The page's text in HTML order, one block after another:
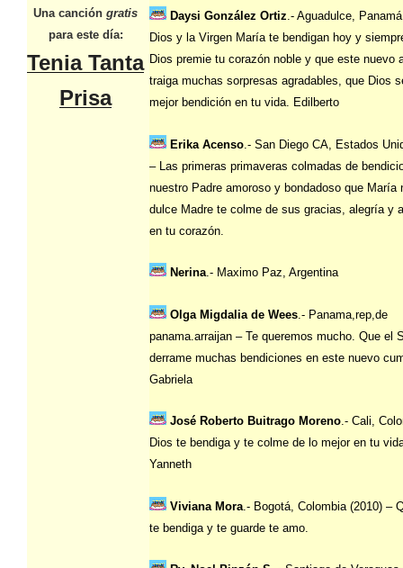
Una canción gratis
para este día:
Tenia Tanta
Prisa
Daysi González Ortiz.- Aguadulce,
Dios y la Virgen María te bendigan hoy y
Dios premie tu corazón noble y que este nuevo
traiga muchas sorpresas agradables, que Dios
mejor bendición en tu vida. Edilberto
Erika Acenso .- San Diego CA, Estados
– Las primeras primaveras colmadas de
nuestro Padre amoroso y bondadoso que María
dulce Madre te colme de sus gracias, alegría y
en tu corazón.
Nerina.- Maximo Paz, Argentina
Olga Migdalia de Wees .- Panama,rep,de
panama.arraijan – Te queremos mucho. Que el
derrame muchas bendiciones en este nuevo
Gabriela
José Roberto Buitrago Moreno.- Cali,
Dios te bendiga y te colme de lo mejor en tu
Yanneth
Viviana Mora .- Bogotá, Colombia (2010) –
te bendiga y te guarde te amo.